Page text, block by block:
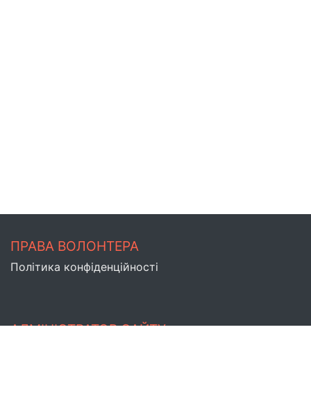
ПРАВА ВОЛОНТЕРА
Політика конфіденційності
АДМІНІСТРАТОР САЙТУ